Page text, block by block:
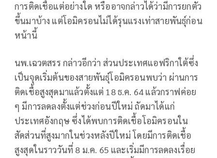
การติดเชื้อแต่อย่างใด หรืออาจกล่าวได้ว่ามีการยกตัว
ขึ้นมาบ้าง แต่โอมิครอนไม่ได้รุนแรงเท่าสายพันธุ์ก่อน
หน้านี้
นพ.เฉวตสรร​ กล่าวอีกว่า​ ส่วนประเทศแอฟริกาใต้ซึ่ง
เป็นจุดเริ่มต้นของสายพันธุ์โอมิครอนพบว่า ผ่านการ
ติดเชื้อสูงสุดมาแล้วตั้งแต่ 18 ธ.ค. 64 แล้วกราฟค่อย
ๆ มีการลดลงตั้งแต่ช่วงก่อนปีใหม่​ ถัดมาได้แก่
ประเทศอังกฤษ ซึ่งได้พบการติดเชื้อโอมิครอนใน
สัดส่วนที่สูงมากในช่วงหลังปีใหม่ โดยมีการติดเชื้อ
สูงสุดในราววันที่ 8 ม.ค. 65 และเริ่มมีการลดลงเรื่อย